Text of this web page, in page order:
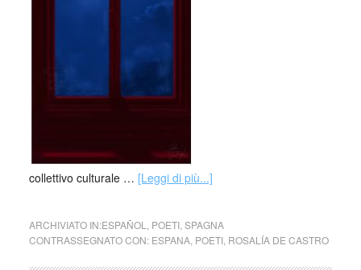
collettivo culturale … [Leggi di più...]
ARCHIVIATO IN:ESPAÑOL POETI, SPAGNA
CONTRASSEGNATO CON: ESPANA, POETI, ROSALÍA DE CASTRO